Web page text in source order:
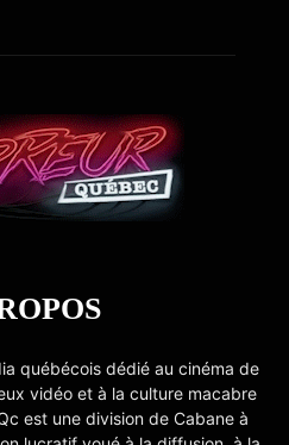
québécois dédié au cinéma de
vidéo et à la culture macabre
est une division de Cabane à